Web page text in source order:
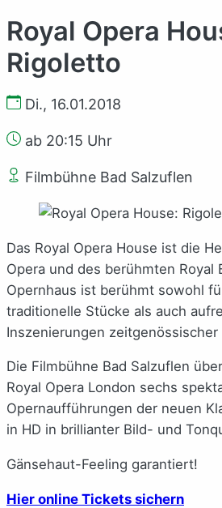
Royal Opera
Rigoletto
Di., 16.01.2018
ab 20:15 Uhr
Filmbühne Bad Salzuflen
Das Royal Opera House ist die
Opera und des berühmten Royal
Opernhaus ist berühmt sowohl
traditionelle Stücke als auch
Inszenierungen zeitgenössischer
Die Filmbühne Bad Salzuflen
Royal Opera London sechs
Opernaufführungen der neuen
in HD in brillianter Bild- und
Gänsehaut-Feeling garantiert!
Hier online Tickets sichern